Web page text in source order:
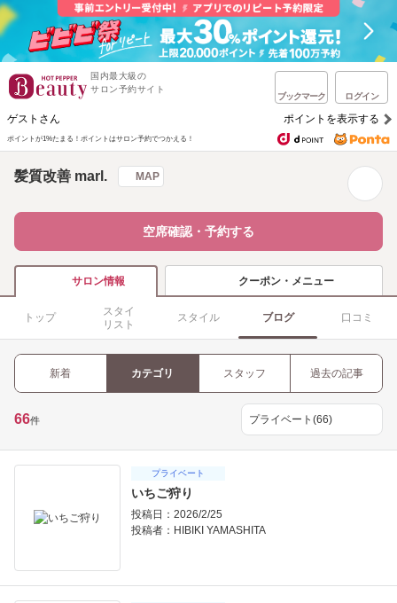
国内最大級の
サロン予約サイト
ブックマーク ログイン
ゲストさん ポイントを表示する
ポイントが1%たまる！ ポイントはサロン予約でつかえる！
髪質改善 marl. MAP
空席確認・予約する
サロン情報 クーポン・メニュー
トップ
スタイ
リスト
スタイル ブログ 口コミ
新着 カテゴリ スタッフ 過去の記事
66件
プライベート
いちご狩り
投稿日：2026/2/25
投稿者： HIBIKI YAMASHITA